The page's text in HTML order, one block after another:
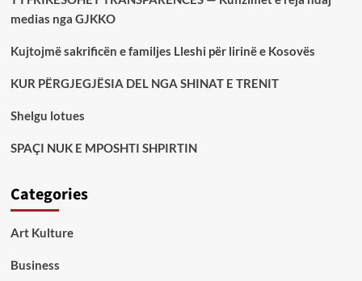
medias nga GJKKO
Kujtojmë sakrificën e familjes Lleshi për lirinë e Kosovës
KUR PËRGJEGJËSIA DEL NGA SHINAT E TRENIT
Shelgu lotues
SPAÇI NUK E MPOSHTI SHPIRTIN
Categories
Art Kulture
Business